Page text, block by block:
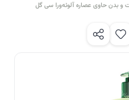
بدن حاوی عصاره آلوئه‌ورا سی گل